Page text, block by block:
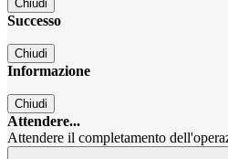
Chiudi
Successo
Chiudi
Informazione
Chiudi
Attendere...
Attendere il completamento